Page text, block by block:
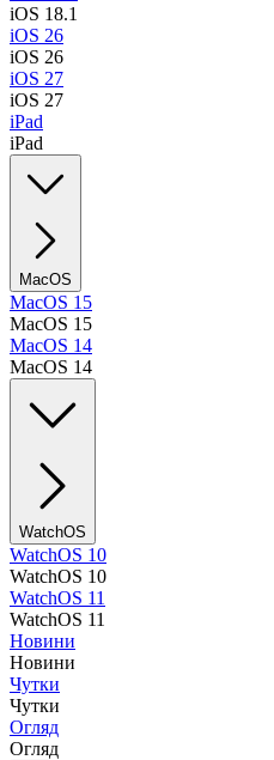
iOS 18.1
iOS 26
iOS 26
iOS 27
iOS 27
iPad
iPad
MacOS
MacOS 15
MacOS 15
MacOS 14
MacOS 14
WatchOS
WatchOS 10
WatchOS 10
WatchOS 11
WatchOS 11
Новини
Новини
Чутки
Чутки
Огляд
Огляд